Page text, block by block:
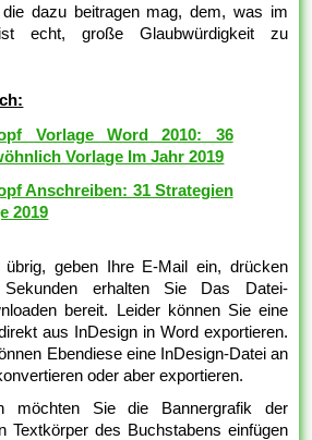
dazu beitragen mag, dem, was im
echt, große Glaubwürdigkeit zu
Vorlage Word 2010: 36
Vorlage Im Jahr 2019
Anschreiben: 31 Strategien
2019
geben Ihre E-Mail ein, drücken
erhalten Sie Das Datei-
bereit. Leider können Sie eine
aus InDesign in Word exportieren.
Ebendiese eine InDesign-Datei an
oder aber exportieren.
möchten Sie die Bannergrafik der
Textkörper des Buchstabens einfügen